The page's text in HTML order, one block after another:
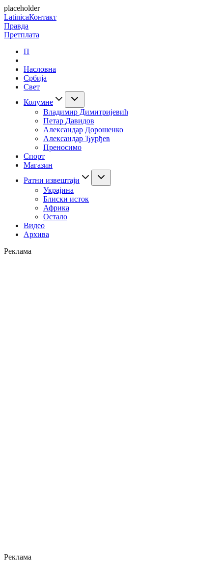
placeholder
LatinicaКонтакт
Правда
Претплата
П
Насловна
Србија
Свет
Колумне
Владимир Димитријевић
Петар Давидов
Александар Дорошенко
Александар Ђурђев
Преносимо
Спорт
Магазин
Ратни извештаји
Украјина
Блиски исток
Африка
Остало
Видео
Архива
Реклама
Реклама